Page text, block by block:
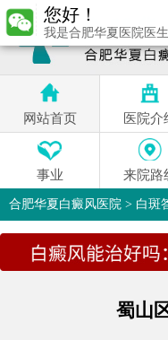
网站首页 医院介
事业 来院路
合肥华夏白癜风医院 > 白斑
蜀山
您好！
我是合肥华夏医院医